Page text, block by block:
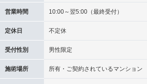
営業時間 10:00～翌5:00（最終受付）
定休日 不定休
受付性別 男性限定
施術場所 所有・ご契約されているマンション